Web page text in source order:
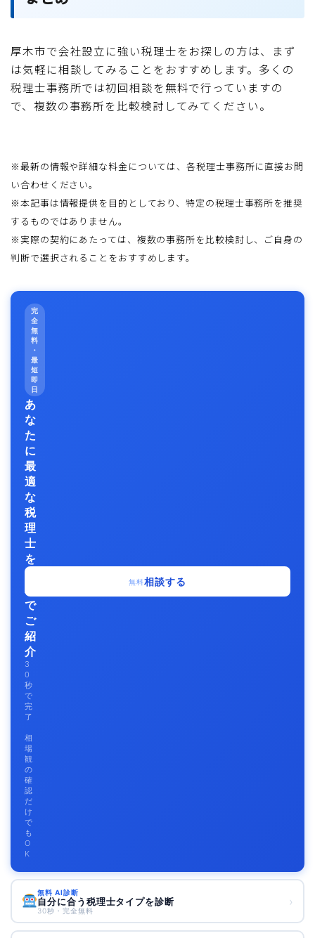
厚木市で会社設立に強い税理士をお探しの方は、まず
は気軽に相談してみることをおすすめします。多くの
税理士事務所では初回相談を無料で行っていますの
で、複数の事務所を比較検討してみてください。
※最新の情報や詳細な料金については、各税理士事務所に直接お問
い合わせください。
※本記事は情報提供を目的としており、特定の税理士事務所を推奨
するものではありません。
※実際の契約にあたっては、複数の事務所を比較検討し、ご自身の
判断で選択されることをおすすめします。
完
全
無
料
・
最
短
即
日
あ
な
た
に
最
適
な
税
理
士
を
無
料
で
ご
紹
介
3
0
秒
で
完
了
相
場
観
の
確
認
だ
け
で
も
O
K
無料相談する
無料 AI診断
自分に合う税理士タイプを診断
30秒・完全無料
›